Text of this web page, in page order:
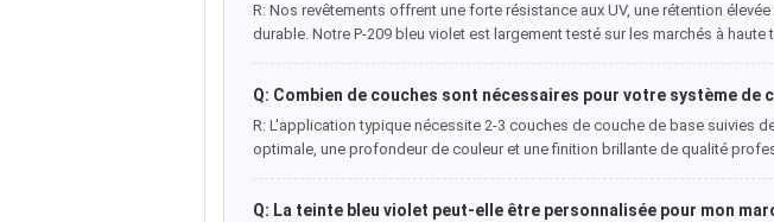
R: Nos revêtements offrent une forte résistance aux UV, une rétention
durable. Notre P-209 bleu violet est largement testé sur les marchés à
Q: Combien de couches sont nécessaires pour votre système de
R: L'application typique nécessite 2-3 couches de couche de base suivies
optimale, une profondeur de couleur et une finition brillante de qualité
Q: La teinte bleu violet peut-elle être personnalisée pour mon